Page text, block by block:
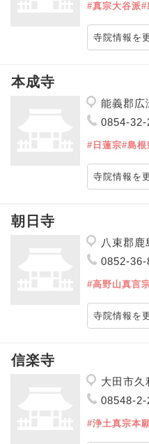
#真宗大谷派#
寺院情報を
本成寺
能義郡広
0854-32-
#日蓮宗#島根
寺院情報を
朝日寺
八束郡鹿
0852-36-
#高野山真言
寺院情報を
信楽寺
大田市久
08548-2-
#浄土真宗本